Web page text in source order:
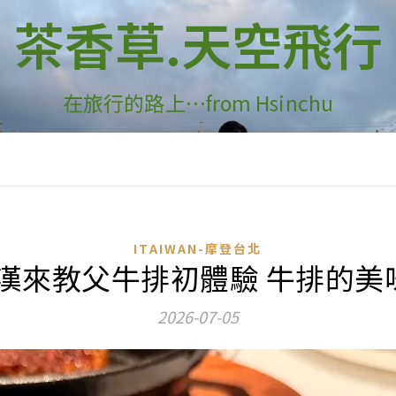
茶香草.天空飛行
在旅行的路上…from Hsinchu
ITAIWAN-摩登台北
來教父牛排初體驗 牛排的美
2026-07-05